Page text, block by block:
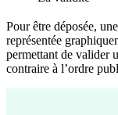
Pour être déposée,
représentée
permettant de valider
contraire à l’ordre